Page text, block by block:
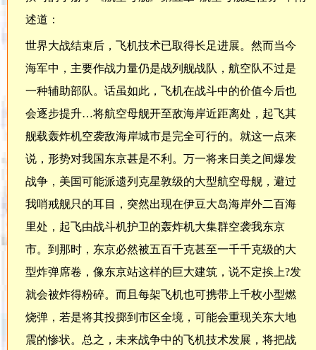
述道：
世界大战结束后，飞机技术已取得长足进展。然而当今
海军中，主要作战力量仍是战列舰战队，航空队不过是
一种辅助部队。话虽如此，飞机在战斗中的价值今后也
会逐步提升…将航空母舰开至敌海岸近距离处，起飞其
舰载轰炸机空袭敌海岸城市是完全可行的。就这一点来
说，形势对我国东京甚是不利。万一将来日美之间爆发
战争，美国可能派遗列克星敦级的大型航空母舰，避过
我哨戒舰只的耳目，突然出现在伊豆大岛海岸外二百海
里处，起飞由战斗机护卫的轰炸机大集群空袭我东京
市。到那时，东京必然被五百千克甚至一千千克级的大
型炸弹席卷，像东京站这样的巨大建筑，说不定挨上?发
就会被炸得粉碎。而且每架飞机也可携带上千枚小型燃
烧弹，若是将其投掷到市区全境，可能会重现关东大地
震的惨状。总之，未来战争中的飞机技术发展，将把战